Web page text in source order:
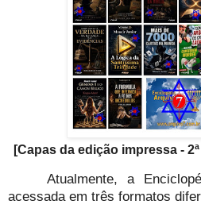
[Capas da edição impressa -
Atualmente, a
acessada em três formatos